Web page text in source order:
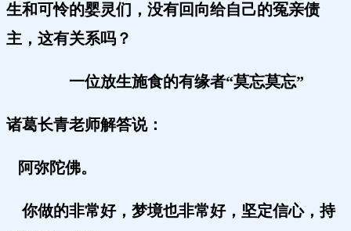
生和可怜的婴灵们，没有回向给自己的冤亲债
主，这有关系吗？
一位放生施食的有缘者“莫忘莫忘”
诸葛长青老师解答说：
阿弥陀佛。
你做的非常好，梦境也非常好，坚定信心，持